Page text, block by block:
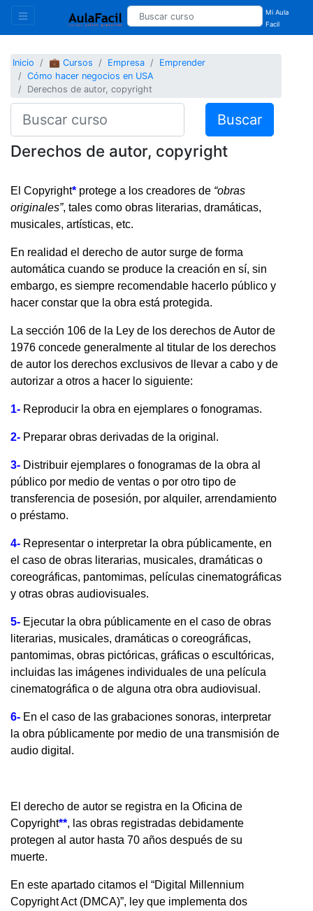
Mi Aula
Facil
Inicio 💼 Cursos Empresa
Emprender
Cómo hacer negocios en USA
Derechos de autor, copyright
Buscar
Derechos de autor, copyright
El Copyright* protege a los creadores de “obras
originales”, tales como obras literarias, dramáticas,
musicales, artísticas, etc.
En realidad el derecho de autor surge de forma
automática cuando se produce la creación en sí, sin
embargo, es siempre recomendable hacerlo público y
hacer constar que la obra está protegida.
La sección 106 de la Ley de los derechos de Autor de
1976 concede generalmente al titular de los derechos
de autor los derechos exclusivos de llevar a cabo y de
autorizar a otros a hacer lo siguiente:
1- Reproducir la obra en ejemplares o fonogramas.
2- Preparar obras derivadas de la original.
3- Distribuir ejemplares o fonogramas de la obra al
público por medio de ventas o por otro tipo de
transferencia de posesión, por alquiler, arrendamiento
o préstamo.
4- Representar o interpretar la obra públicamente, en
el caso de obras literarias, musicales, dramáticas o
coreográficas, pantomimas, películas cinematográficas
y otras obras audiovisuales.
5- Ejecutar la obra públicamente en el caso de obras
literarias, musicales, dramáticas o coreográficas,
pantomimas, obras pictóricas, gráficas o escultóricas,
incluidas las imágenes individuales de una película
cinematográfica o de alguna otra obra audiovisual.
6- En el caso de las grabaciones sonoras, interpretar
la obra públicamente por medio de una transmisión de
audio digital.
El derecho de autor se registra en la Oficina de
Copyright**, las obras registradas debidamente
protegen al autor hasta 70 años después de su
muerte.
En este apartado citamos el “Digital Millennium
Copyright Act (DMCA)”, ley que implementa dos